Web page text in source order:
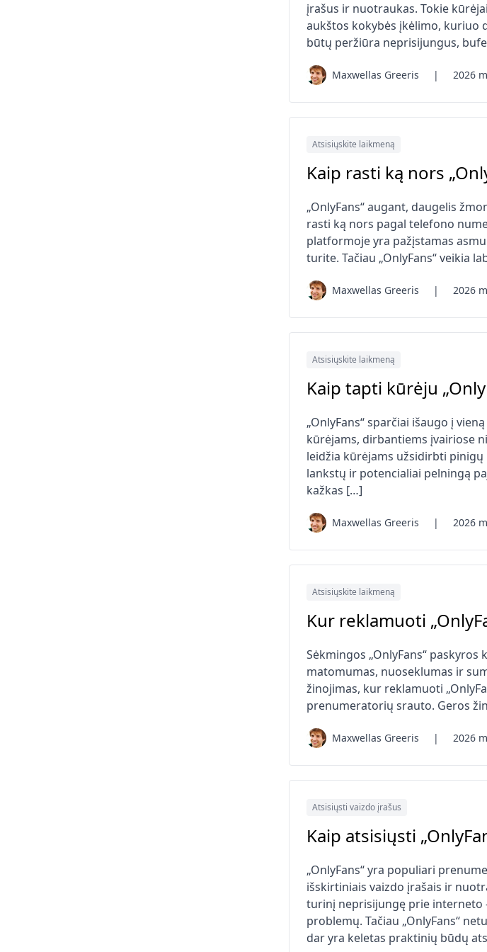
įrašus ir nuotraukas. Tokie
aukštos kokybės įkėlimo, kuriuo
būtų peržiūra neprisijungus,
Maxwellas Greeris | 2026
Atsisiųskite laikmeną
Kaip rasti ką nors
„OnlyFans“ augant, daugelis
rasti ką nors pagal telefono
platformoje yra pažįstamas
turite. Tačiau „OnlyFans“ veikia
Maxwellas Greeris | 2026
Atsisiųskite laikmeną
Kaip tapti kūrėju
„OnlyFans“ sparčiai išaugo į
kūrėjams, dirbantiems įvairiose
leidžia kūrėjams užsidirbti
lankstų ir potencialiai pelningą
kažkas […]
Maxwellas Greeris | 2026
Atsisiųskite laikmeną
Kur reklamuoti
Sėkmingos „OnlyFans“
matomumas, nuoseklumas ir
žinojimas, kur reklamuoti
prenumeratorių srauto. Geros
Maxwellas Greeris | 2026
Atsisiųsti vaizdo įrašus
Kaip atsisiųsti
„OnlyFans“ yra populiari
išskirtiniais vaizdo įrašais ir
turinį neprisijungę prie interneto
problemų. Tačiau „OnlyFans“
dar yra keletas praktinių būdų